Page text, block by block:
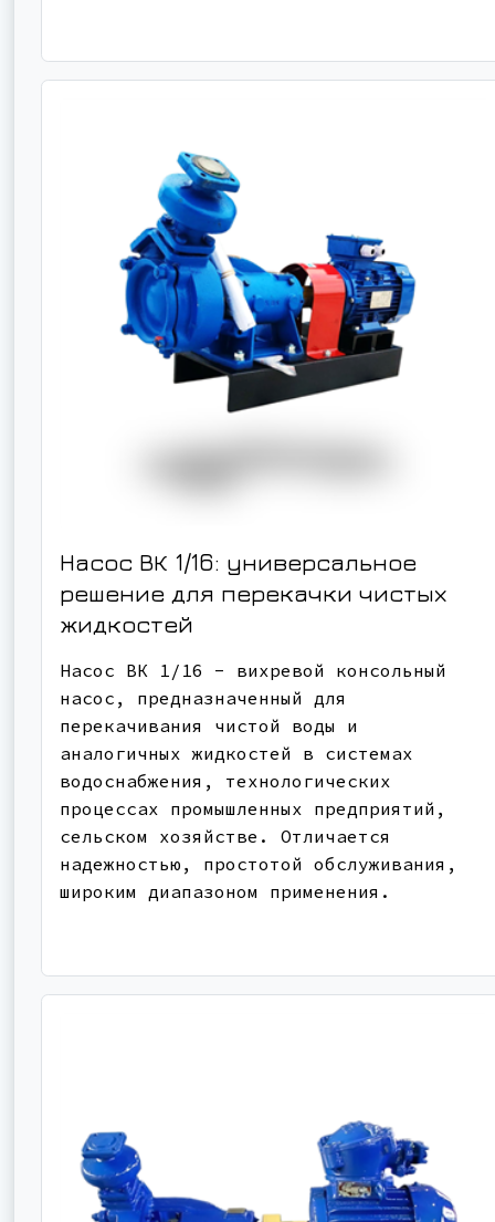
Насос ВК 1/16: универсальное
решение для перекачки чистых
жидкостей
Насос ВК 1/16 - вихревой консольный
насос, предназначенный для
перекачивания чистой воды и
аналогичных жидкостей в системах
водоснабжения, технологических
процессах промышленных предприятий,
сельском хозяйстве. Отличается
надежностью, простотой обслуживания,
широким диапазоном применения.